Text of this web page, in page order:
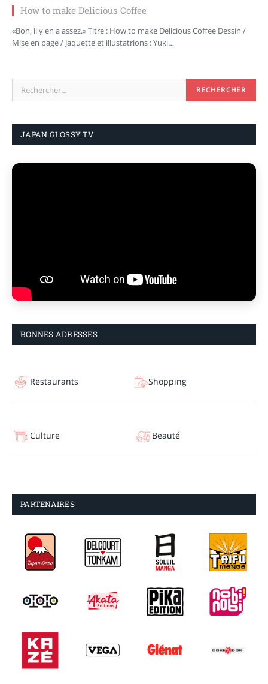
How to make Delicious Coffee
«Bon, il y en a assez.» Titre : How to make Delicious Coffee Dessin /
Mise en page / Jaquette et illustatrions : Yuki…
JAPAN GLOSSY TV
BONNES ADRESSES
Restaurants Shopping
Culture Beauté
PARTENAIRES